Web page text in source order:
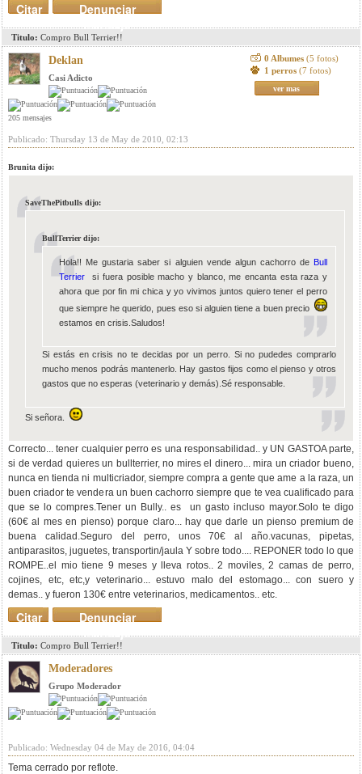
Denunciar
mensaje
Citar
Titulo: Compro Bull Terrier!!
Deklan
Casi Adicto
205 mensajes
0 Albumes (5 fotos)
1 perros (7 fotos)
ver mas
Publicado: Thursday 13 de May de 2010, 02:13
Brunita dijo:
SaveThePitbulls dijo:
BullTerrier dijo:
Hola!! Me gustaria saber si alguien vende algun cachorro de Bull
Terrier si fuera posible macho y blanco, me encanta esta raza y
ahora que por fin mi chica y yo vivimos juntos quiero tener el perro
que siempre he querido, pues eso si alguien tiene a buen precio
estamos en crisis.Saludos!
Si estás en crisis no te decidas por un perro. Si no pudedes comprarlo
mucho menos podrás mantenerlo. Hay gastos fijos como el pienso y otros
gastos que no esperas (veterinario y demás).Sé responsable.
Si señora.
Correcto... tener cualquier perro es una responsabilidad.. y UN GASTOA parte,
si de verdad quieres un bullterrier, no mires el dinero... mira un criador bueno,
nunca en tienda ni multicriador, siempre compra a gente que ame a la raza, un
buen criador te vendera un buen cachorro siempre que te vea cualificado para
que se lo compres.Tener un Bully.. es un gasto incluso mayor.Solo te digo
(60€ al mes en pienso) porque claro... hay que darle un pienso premium de
buena calidad.Seguro del perro, unos 70€ al año.vacunas, pipetas,
antiparasitos, juguetes, transportin/jaula Y sobre todo.... REPONER todo lo que
ROMPE..el mio tiene 9 meses y lleva rotos.. 2 moviles, 2 camas de perro,
cojines, etc, etc,y veterinario... estuvo malo del estomago... con suero y
demas.. y fueron 130€ entre veterinarios, medicamentos.. etc.
Denunciar
mensaje
Citar
Titulo: Compro Bull Terrier!!
Moderadores
Grupo Moderador
Publicado: Wednesday 04 de May de 2016, 04:04
Tema cerrado por reflote.